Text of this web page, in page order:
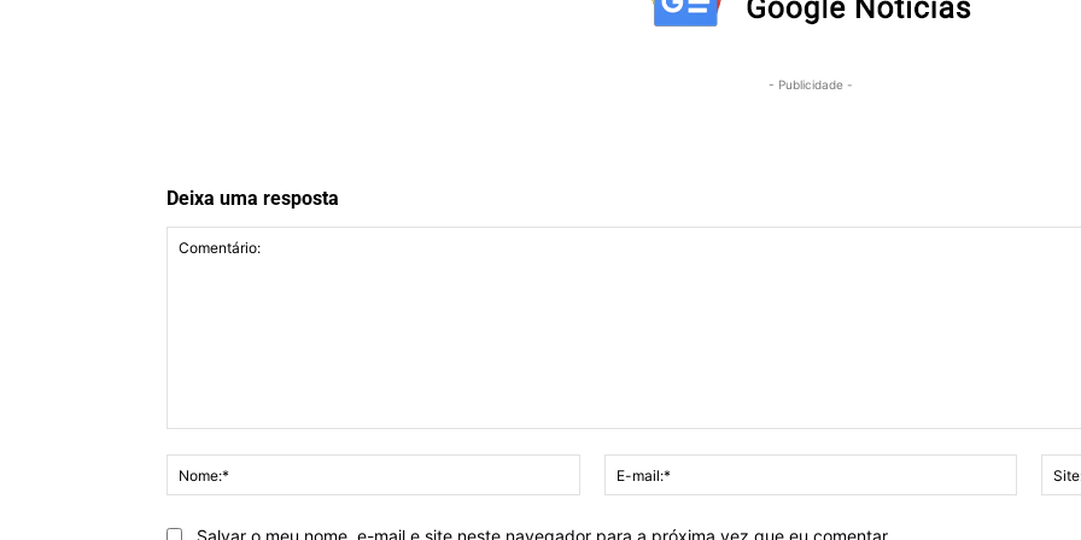
- Publicidade -
Deixa uma resposta
Nome:*
mail:*
Salvar o meu nome, e-mail e site neste navegador para a próxima vez que eu comentar.